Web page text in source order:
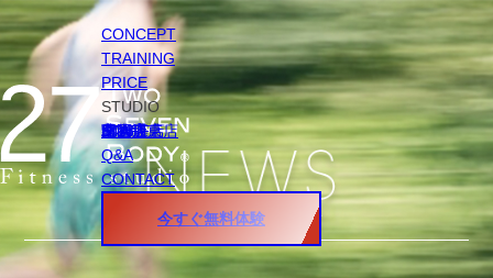
CONCEPT
TRAINING
PRICE
STUDIO
円山店
白石店
桑園店
北18条店
宮の沢店
環状通東店
STAFF
Q&A
CONTACT
今すぐ無料体験